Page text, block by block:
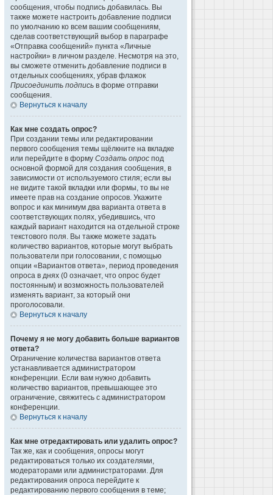
сообщения, чтобы подпись добавилась. Вы
также можете настроить добавление подписи
по умолчанию ко всем вашим сообщениям,
сделав соответствующий выбор в параграфе
«Отправка сообщений» пункта «Личные
настройки» в личном разделе. Несмотря на это,
вы сможете отменить добавление подписи в
отдельных сообщениях, убрав флажок
Присоединить подпись в форме отправки
сообщения.
Вернуться к началу
Как мне создать опрос?
При создании темы или редактировании
первого сообщения темы щёлкните на вкладке
или перейдите в форму Создать опрос под
основной формой для создания сообщения, в
зависимости от используемого стиля; если вы
не видите такой вкладки или формы, то вы не
имеете прав на создание опросов. Укажите
вопрос и как минимум два варианта ответа в
соответствующих полях, убедившись, что
каждый вариант находится на отдельной строке
текстового поля. Вы также можете задать
количество вариантов, которые могут выбрать
пользователи при голосовании, с помощью
опции «Вариантов ответа», период проведения
опроса в днях (0 означает, что опрос будет
постоянным) и возможность пользователей
изменять вариант, за который они
проголосовали.
Вернуться к началу
Почему я не могу добавить больше вариантов
ответа?
Ограничение количества вариантов ответа
устанавливается администратором
конференции. Если вам нужно добавить
количество вариантов, превышающее это
ограничение, свяжитесь с администратором
конференции.
Вернуться к началу
Как мне отредактировать или удалить опрос?
Так же, как и сообщения, опросы могут
редактироваться только их создателями,
модераторами или администраторами. Для
редактирования опроса перейдите к
редактированию первого сообщения в теме;